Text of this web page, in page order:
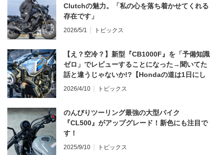
Clutchの魅力。「私の心を落ち着かせてくれる
存在です」
2026/5/1 トピックス
【え？空冷？】新型『CB1000F』を「予備知識
ゼロ」でレビューすることになった→聞いてた
話と違うじゃないか!?【Hondaの道は1日にし
てならず／CB1000F ①第一印象 編】
2026/4/10 トピックス
のんびりツーリング最強の大型バイク
『CL500』がアップグレード！新色にも注目で
す！
2025/9/10 トピックス